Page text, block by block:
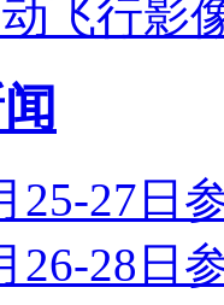
飞行影
25-27日
26-28日